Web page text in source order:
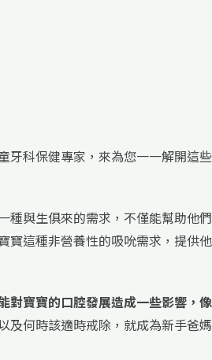
科保健專家，來為您一一解開這些
種與生俱來的需求，不僅能幫助他
寶這種非營養性的吸吮需求，提供
對寶寶的口腔發展造成一些影響，
及何時該適時戒除，就成為新手爸